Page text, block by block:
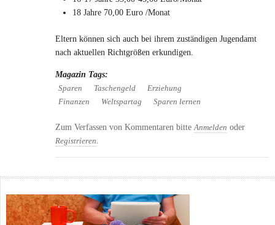
18 Jahre 70,00 Euro /Monat
Eltern können sich auch bei ihrem zuständigen Jugendamt
nach aktuellen Richtgrößen erkundigen.
Magazin Tags:
Sparen Taschengeld
Erziehung
Finanzen
Weltspartag Sparen lernen
Zum Verfassen von Kommentaren bitte Anmelden oder
Registrieren